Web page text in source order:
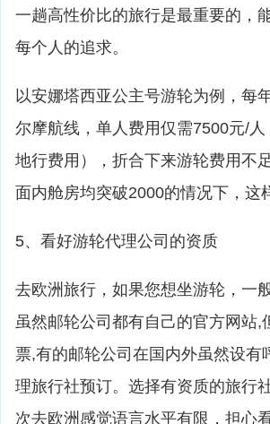
一趟高性价比的旅行是最重要的，
每个人的追求。
以安娜塔西亚公主号游轮为例，
尔摩航线，单人费用仅需7500元/
地行费用），折合下来游轮费用不
面内舱房均突破2000的情况下，
5、看好游轮代理公司的资质
去欧洲旅行，如果您想坐游轮，一
虽然邮轮公司都有自己的官方网站
票,有的邮轮公司在国内外虽然设
理旅行社预订。选择有资质的旅行
次去欧洲感觉语言水平有限，担心